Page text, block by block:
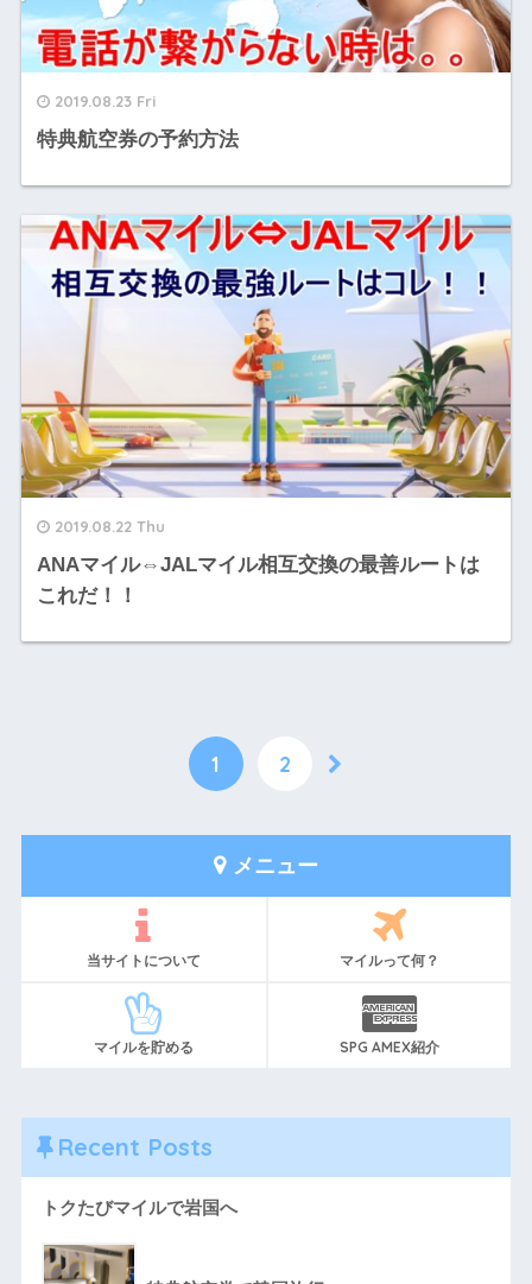
2019.08.23 Fri
特典航空券の予約方法
2019.08.22 Thu
ANAマイル⇔JALマイル相互交換の最善ルートは
これだ！！
1 2
メニュー
当サイトについて マイルって何？
マイルを貯める SPG AMEX紹介
Recent Posts
トクたびマイルで岩国へ